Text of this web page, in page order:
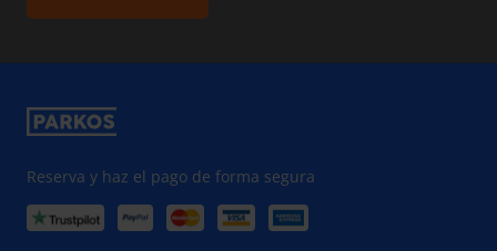
Reserva y haz el pago de forma segura